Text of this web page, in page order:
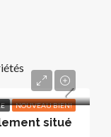
NOUVEAU BIEN!
situé